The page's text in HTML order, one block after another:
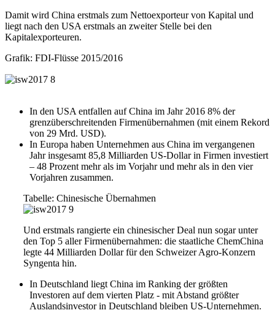
Damit wird China erstmals zum Nettoexporteur von Kapital und
liegt nach den USA erstmals an zweiter Stelle bei den
Kapitalexporteuren.
Grafik: FDI-Flüsse 2015/2016
In den USA entfallen auf China im Jahr 2016 8% der
grenzüberschreitenden Firmenübernahmen (mit einem Rekord
von 29 Mrd. USD).
In Europa haben Unternehmen aus China im vergangenen
Jahr insgesamt 85,8 Milliarden US-Dollar in Firmen investiert
– 48 Prozent mehr als im Vorjahr und mehr als in den vier
Vorjahren zusammen.
Tabelle: Chinesische Übernahmen
Und erstmals rangierte ein chinesischer Deal nun sogar unter
den Top 5 aller Firmenübernahmen: die staatliche ChemChina
legte 44 Milliarden Dollar für den Schweizer Agro-Konzern
Syngenta hin.
In Deutschland liegt China im Ranking der größten
Investoren auf dem vierten Platz - mit Abstand größter
Auslandsinvestor in Deutschland bleiben US-Unternehmen.